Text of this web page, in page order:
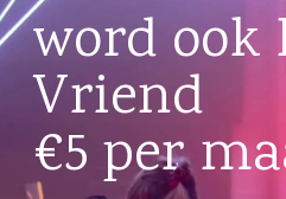
word ook
Vriend
€5 per